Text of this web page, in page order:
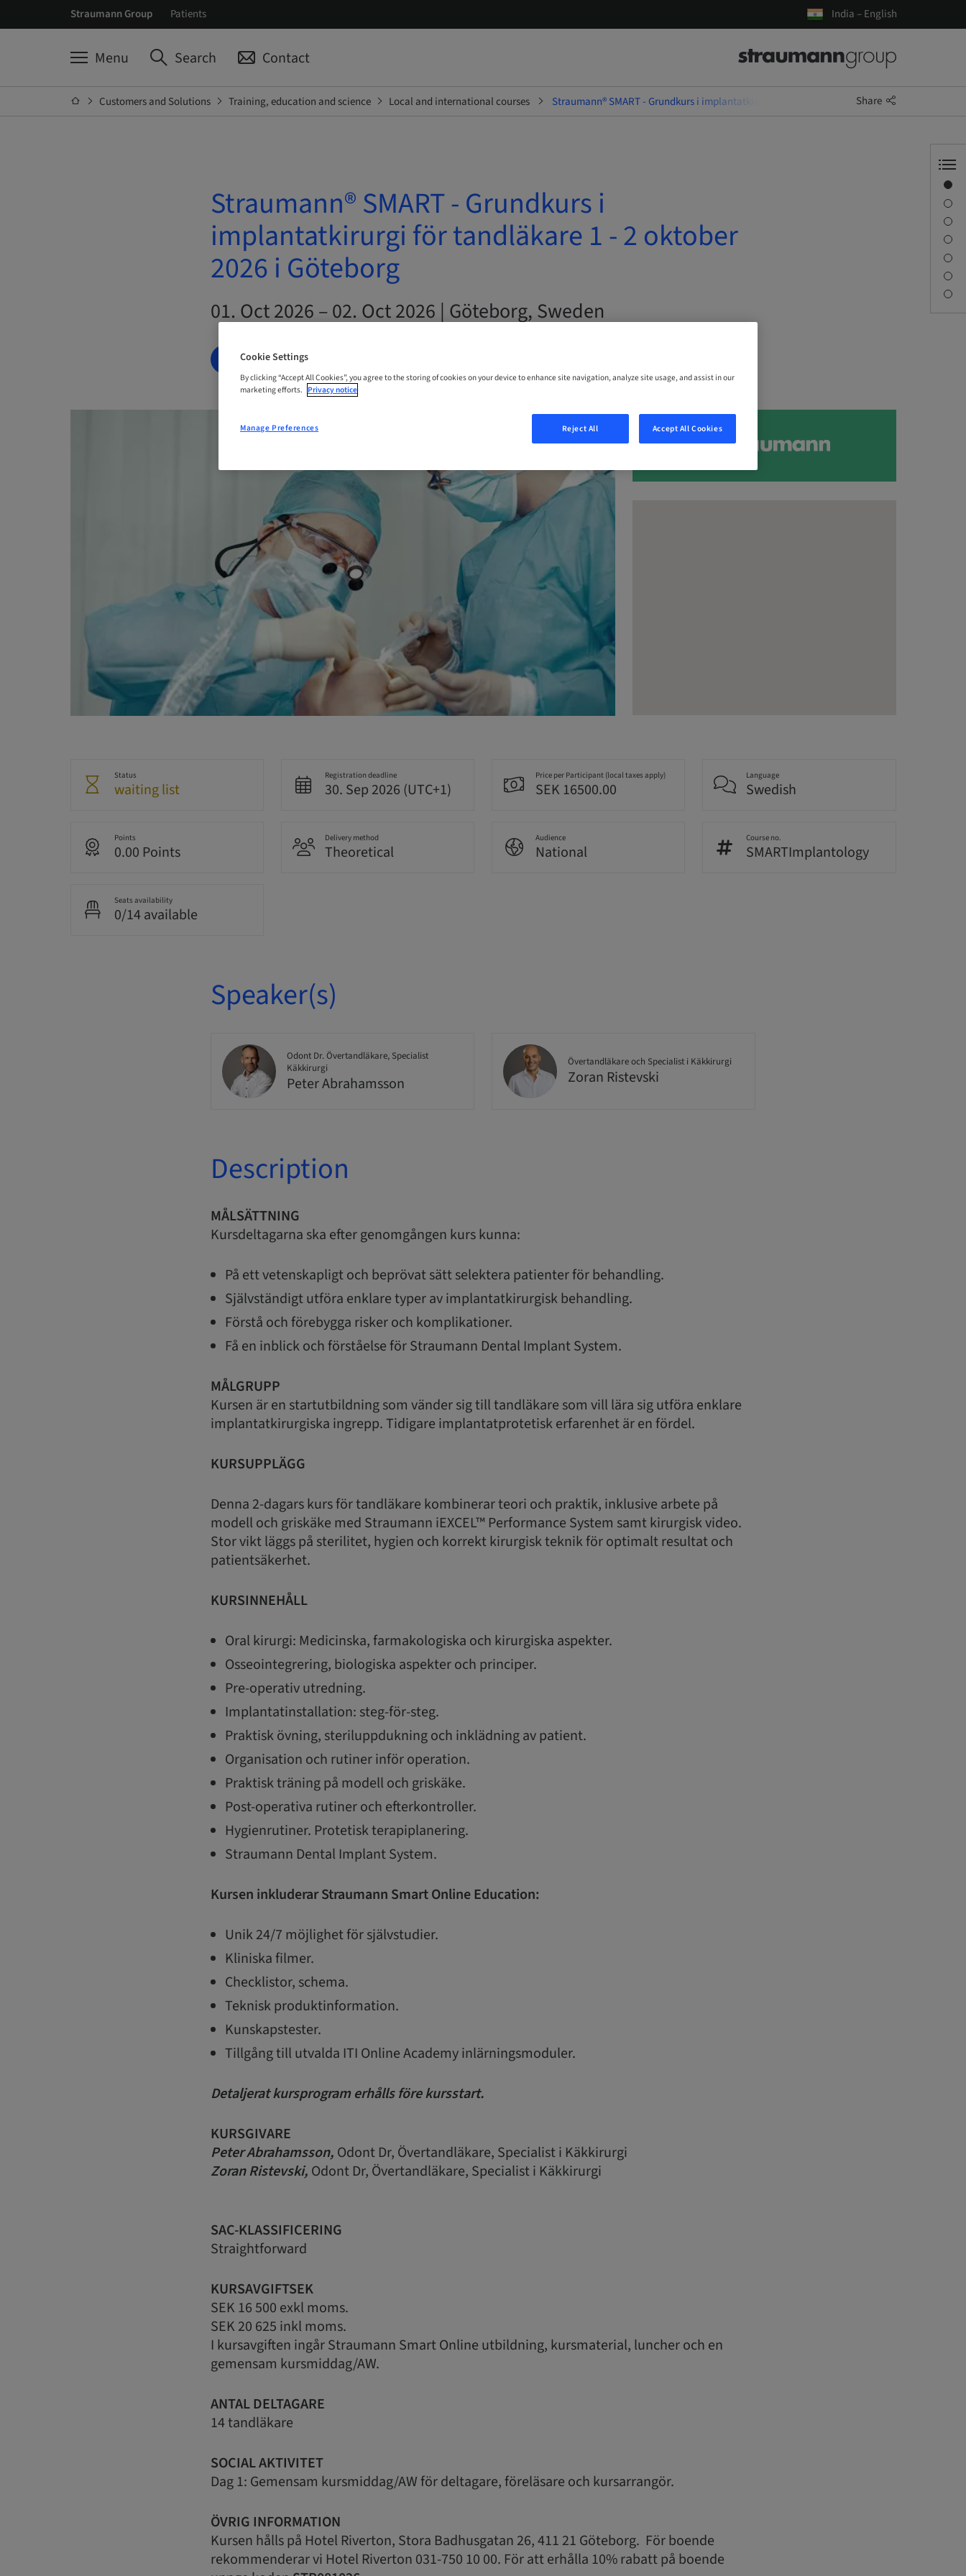
Straumann Group Patients India – English
Menu Search Contact
Customers and Solutions Training, education and science Local and international courses Straumann® SMART - Grundkurs i implantatkirurgi för tandläkare 1 - 2 oktober 2026 i
Share
Straumann® SMART - Grundkurs i
implantatkirurgi för tandläkare 1 - 2 oktober
2026 i Göteborg
01. Oct 2026 – 02. Oct 2026 | Göteborg, Sweden
WAITING LIST
Status
waiting list
Registration deadline
30. Sep 2026 (UTC+1)
Price per Participant (local taxes apply)
SEK 16500.00
Language
Swedish
Points
0.00 Points
Delivery method
Theoretical
Audience
National
Course no.
SMARTImplantology
Seats availability
0/14 available
Speaker(s)
Odont Dr. Övertandläkare, Specialist
Käkkirurgi
Peter Abrahamsson
Övertandläkare och Specialist i Käkkirurgi
Zoran Ristevski
Description
MÅLSÄTTNING
Kursdeltagarna ska efter genomgången kurs kunna:
På ett vetenskapligt och beprövat sätt selektera patienter för behandling.
Självständigt utföra enklare typer av implantatkirurgisk behandling.
Förstå och förebygga risker och komplikationer.
Få en inblick och förståelse för Straumann Dental Implant System.
MÅLGRUPP
Kursen är en startutbildning som vänder sig till tandläkare som vill lära sig utföra enklare
implantatkirurgiska ingrepp. Tidigare implantatprotetisk erfarenhet är en fördel.
KURSUPPLÄGG
Denna 2-dagars kurs för tandläkare kombinerar teori och praktik, inklusive arbete på
modell och griskäke med Straumann iEXCEL™ Performance System samt kirurgisk video.
Stor vikt läggs på sterilitet, hygien och korrekt kirurgisk teknik för optimalt resultat och
patientsäkerhet.
KURSINNEHÅLL
Oral kirurgi: Medicinska, farmakologiska och kirurgiska aspekter.
Osseointegrering, biologiska aspekter och principer.
Pre-operativ utredning.
Implantatinstallation: steg-för-steg.
Praktisk övning, steriluppdukning och inklädning av patient.
Organisation och rutiner inför operation.
Praktisk träning på modell och griskäke.
Post-operativa rutiner och efterkontroller.
Hygienrutiner. Protetisk terapiplanering.
Straumann Dental Implant System.
Kursen inkluderar Straumann Smart Online Education:
Unik 24/7 möjlighet för självstudier.
Kliniska filmer.
Checklistor, schema.
Teknisk produktinformation.
Kunskapstester.
Tillgång till utvalda ITI Online Academy inlärningsmoduler.
Detaljerat kursprogram erhålls före kursstart.
KURSGIVARE
Peter Abrahamsson, Odont Dr, Övertandläkare, Specialist i Käkkirurgi
Zoran Ristevski, Odont Dr, Övertandläkare, Specialist i Käkkirurgi
SAC-KLASSIFICERING
Straightforward
KURSAVGIFTSEK
SEK 16 500 exkl moms.
SEK 20 625 inkl moms.
I kursavgiften ingår Straumann Smart Online utbildning, kursmaterial, luncher och en
gemensam kursmiddag/AW.
ANTAL DELTAGARE
14 tandläkare
SOCIAL AKTIVITET
Dag 1: Gemensam kursmiddag/AW för deltagare, föreläsare och kursarrangör.
ÖVRIG INFORMATION
Kursen hålls på Hotel Riverton, Stora Badhusgatan 26, 411 21 Göteborg. För boende
rekommenderar vi Hotel Riverton 031-750 10 00. För att erhålla 10% rabatt på boende
Cookie Settings
By clicking “Accept All Cookies”, you agree to the storing of cookies on your device to enhance site navigation, analyze site usage, and assist in our
marketing efforts. Privacy notice
Reject All Accept All Cookies
Manage Preferences